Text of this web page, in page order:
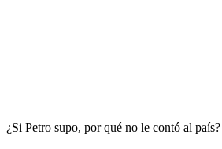
¿Si Petro supo, por qué no le contó al